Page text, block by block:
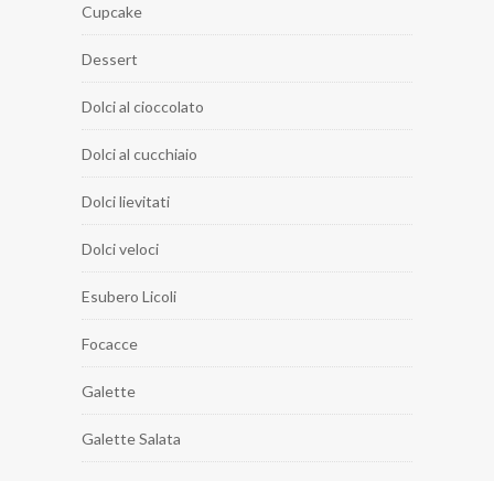
Cupcake
Dessert
Dolci al cioccolato
Dolci al cucchiaio
Dolci lievitati
Dolci veloci
Esubero Licoli
Focacce
Galette
Galette Salata